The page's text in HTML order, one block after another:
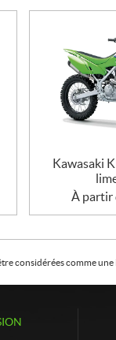
Kawasaki
À partir
considérées comme